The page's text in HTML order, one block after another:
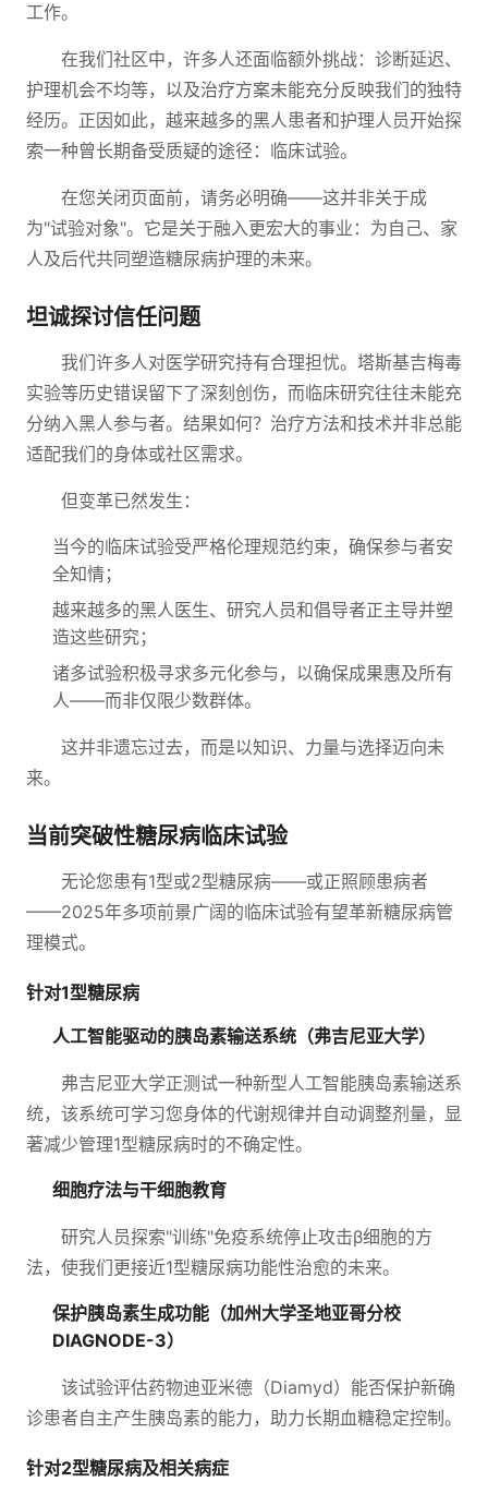
工作。
在我们社区中，许多人还面临额外挑战：诊断延迟、
护理机会不均等，以及治疗方案未能充分反映我们的独特
经历。正因如此，越来越多的黑人患者和护理人员开始探
索一种曾长期备受质疑的途径：临床试验。
在您关闭页面前，请务必明确——这并非关于成
为"试验对象"。它是关于融入更宏大的事业：为自己、家
人及后代共同塑造糖尿病护理的未来。
坦诚探讨信任问题
我们许多人对医学研究持有合理担忧。塔斯基吉梅毒
实验等历史错误留下了深刻创伤，而临床研究往往未能充
分纳入黑人参与者。结果如何？治疗方法和技术并非总能
适配我们的身体或社区需求。
但变革已然发生：
当今的临床试验受严格伦理规范约束，确保参与者安
全知情；
越来越多的黑人医生、研究人员和倡导者正主导并塑
造这些研究；
诸多试验积极寻求多元化参与，以确保成果惠及所有
人——而非仅限少数群体。
这并非遗忘过去，而是以知识、力量与选择迈向未
来。
当前突破性糖尿病临床试验
无论您患有1型或2型糖尿病——或正照顾患病者
——2025年多项前景广阔的临床试验有望革新糖尿病管
理模式。
针对1型糖尿病
人工智能驱动的胰岛素输送系统（弗吉尼亚大学）
弗吉尼亚大学正测试一种新型人工智能胰岛素输送系
统，该系统可学习您身体的代谢规律并自动调整剂量，显
著减少管理1型糖尿病时的不确定性。
细胞疗法与干细胞教育
研究人员探索"训练"免疫系统停止攻击β细胞的方
法，使我们更接近1型糖尿病功能性治愈的未来。
保护胰岛素生成功能（加州大学圣地亚哥分校
DIAGNODE-3）
该试验评估药物迪亚米德（Diamyd）能否保护新确
诊患者自主产生胰岛素的能力，助力长期血糖稳定控制。
针对2型糖尿病及相关病症